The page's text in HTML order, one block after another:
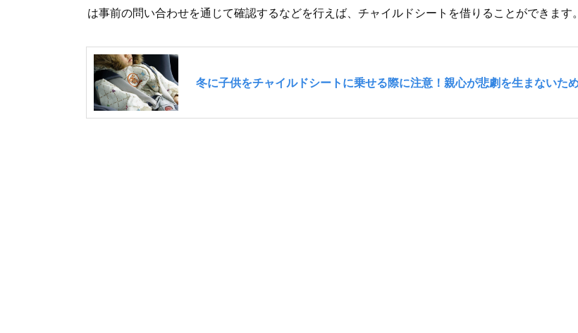
は事前の問い合わせを通じて確認するなどを行えば、チャイルドシートを借りることができます。